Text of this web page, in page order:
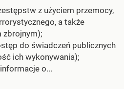
z użyciem przemocy,
a także
zbrojnym);
do świadczeń publicznych
ich wykonywania);
o...